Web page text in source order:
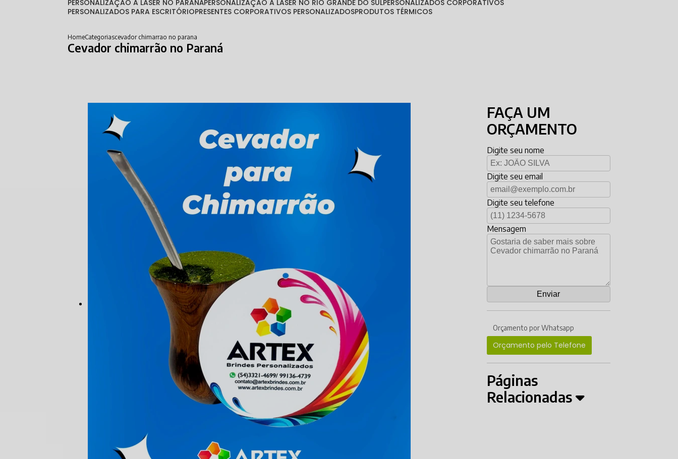
PERSONALIZAÇÃO A LASER NO PARANÁ PERSONALIZAÇÃO A LASER NO RIO GRANDE DO SUL PERSONALIZADOS CORPORATIVOS
PERSONALIZADOS PARA ESCRITÓRIO PRESENTES CORPORATIVOS PERSONALIZADOS PRODUTOS TÉRMICOS
HomeCategoriascevador chimarrao no parana
Cevador chimarrão no Paraná
FAÇA UM
ORÇAMENTO
Digite seu nome
Digite seu email
Digite seu telefone
Mensagem
Orçamento por Whatsapp
Orçamento pelo Telefone
Páginas
Relacionadas